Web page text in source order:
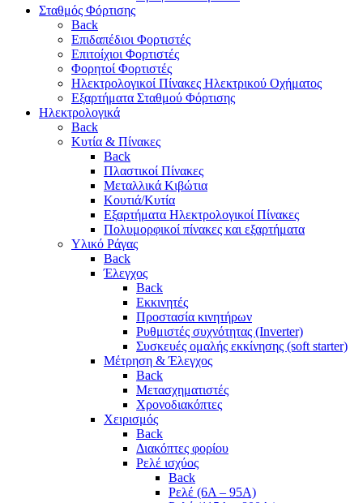
Σταθμός Φόρτισης
Back
Επιδαπέδιοι Φορτιστές
Επιτoίχιοι Φορτιστές
Φορητοί Φορτιστές
Ηλεκτρολογικοί Πίνακες Ηλεκτρικού Οχήματος
Εξαρτήματα Σταθμού Φόρτισης
Ηλεκτρολογικά
Back
Κυτία & Πίνακες
Back
Πλαστικοί Πίνακες
Μεταλλικά Κιβώτια
Κουτιά/Κυτία
Εξαρτήματα Ηλεκτρολογικοί Πίνακες
Πολυμορφικοί πίνακες και εξαρτήματα
Υλικό Ράγας
Back
Έλεγχος
Back
Εκκινητές
Προστασία κινητήρων
Ρυθμιστές συχνότητας (Inverter)
Συσκευές ομαλής εκκίνησης (soft starter)
Μέτρηση & Έλεγχος
Back
Μετασχηματιστές
Χρονοδιακόπτες
Χειρισμός
Back
Διακόπτες φορίου
Ρελέ ισχύος
Back
Ρελέ (6A – 95A)